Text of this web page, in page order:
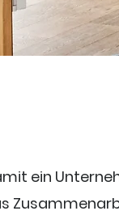
ein